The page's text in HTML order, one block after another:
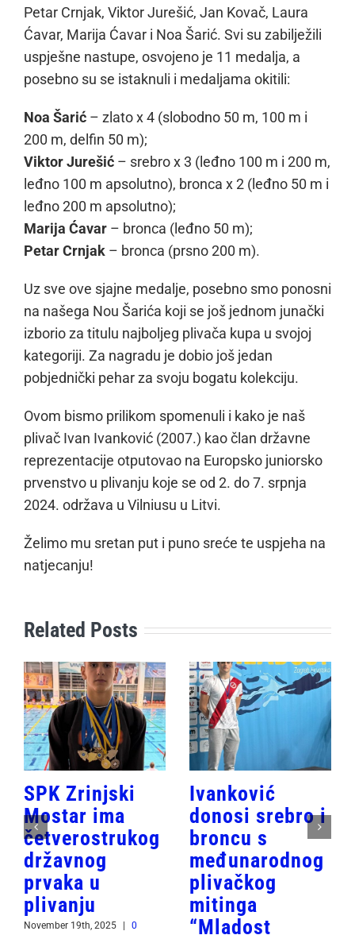
Petar Crnjak, Viktor Jurešić, Jan Kovač, Laura
Ćavar, Marija Ćavar i Noa Šarić. Svi su zabilježili
uspješne nastupe, osvojeno je 11 medalja, a
posebno su se istaknuli i medaljama okitili:
Noa Šarić – zlato x 4 (slobodno 50 m, 100 m i
200 m, delfin 50 m);
Viktor Jurešić – srebro x 3 (leđno 100 m i 200 m,
leđno 100 m apsolutno), bronca x 2 (leđno 50 m i
leđno 200 m apsolutno);
Marija Ćavar – bronca (leđno 50 m);
Petar Crnjak – bronca (prsno 200 m).
Uz sve ove sjajne medalje, posebno smo ponosni
na našega Nou Šarića koji se još jednom junački
izborio za titulu najboljeg plivača kupa u svojoj
kategoriji. Za nagradu je dobio još jedan
pobjednički pehar za svoju bogatu kolekciju.
Ovom bismo prilikom spomenuli i kako je naš
plivač Ivan Ivanković (2007.) kao član državne
reprezentacije otputovao na Europsko juniorsko
prvenstvo u plivanju koje se od 2. do 7. srpnja
2024. održava u Vilniusu u Litvi.
Želimo mu sretan put i puno sreće te uspjeha na
natjecanju!
Related Posts
SPK Zrinjski
Mostar ima
četverostrukog
državnog
prvaka u
plivanju
November 19th, 2025
0
Ivanković
donosi srebro i
broncu s
međunarodnog
plivačkog
mitinga
“Mladost